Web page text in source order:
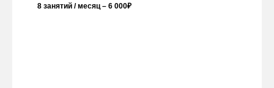
8 занятий / месяц – 6 000₽